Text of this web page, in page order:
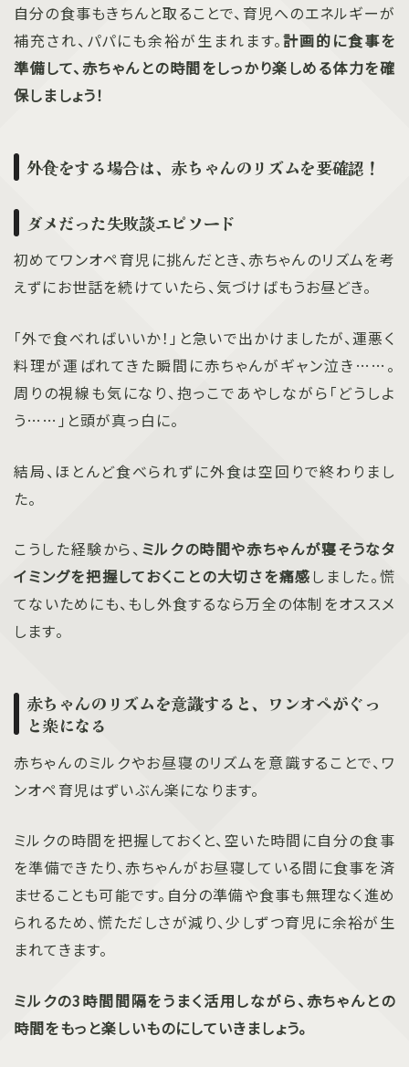
自分の食事もきちんと取ることで、育児へのエネルギーが
補充され、パパにも余裕が生まれます。計画的に食事を
準備して、赤ちゃんとの時間をしっかり楽しめる体力を確
保しましょう！
外食をする場合は、赤ちゃんのリズムを要確認！
ダメだった失敗談エピソード
初めてワンオペ育児に挑んだとき、赤ちゃんのリズムを考
えずにお世話を続けていたら、気づけばもうお昼どき。
「外で食べればいいか！」と急いで出かけましたが、運悪く
料理が運ばれてきた瞬間に赤ちゃんがギャン泣き……。
周りの視線も気になり、抱っこであやしながら「どうしよ
う……」と頭が真っ白に。
結局、ほとんど食べられずに外食は空回りで終わりまし
た。
こうした経験から、 ミルクの時間や赤ちゃんが寝そうなタ
イミングを把握しておくことの大切さを痛感 しました。慌
てないためにも、もし外食するなら万全の体制をオススメ
します。
赤ちゃんのリズムを意識すると、ワンオペがぐっ
と楽になる
赤ちゃんのミルクやお昼寝のリズムを意識することで、ワ
ンオペ育児はずいぶん楽になります。
ミルクの時間を把握しておくと、空いた時間に自分の食事
を準備できたり、赤ちゃんがお昼寝している間に食事を済
ませることも可能です。自分の準備や食事も無理なく進め
られるため、慌ただしさが減り、少しずつ育児に余裕が生
まれてきます。
ミルクの3時間間隔をうまく活用しながら、赤ちゃんとの
時間をもっと楽しいものにしていきましょう。